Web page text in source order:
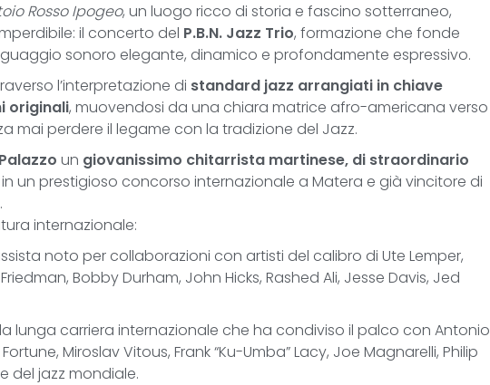
Rosso Ipogeo, un luogo ricco di storia e fascino sotterraneo,
il concerto del P.B.N. Jazz Trio, formazione che fonde
sonoro elegante, dinamico e profondamente espressivo.
l’interpretazione di standard jazz arrangiati in chiave
originali, muovendosi da una chiara matrice afro-americana verso
mai perdere il legame con la tradizione del Jazz.
un giovanissimo chitarrista martinese, di straordinario
un prestigioso concorso internazionale a Matera e già vincitore di
internazionale:
noto per collaborazioni con artisti del calibro di Ute Lemper,
Bobby Durham, John Hicks, Rashed Ali, Jesse Davis, Jed
lunga carriera internazionale che ha condiviso il palco con Antonio
Miroslav Vitous, Frank “Ku-Umba” Lacy, Joe Magnarelli, Philip
del jazz mondiale.